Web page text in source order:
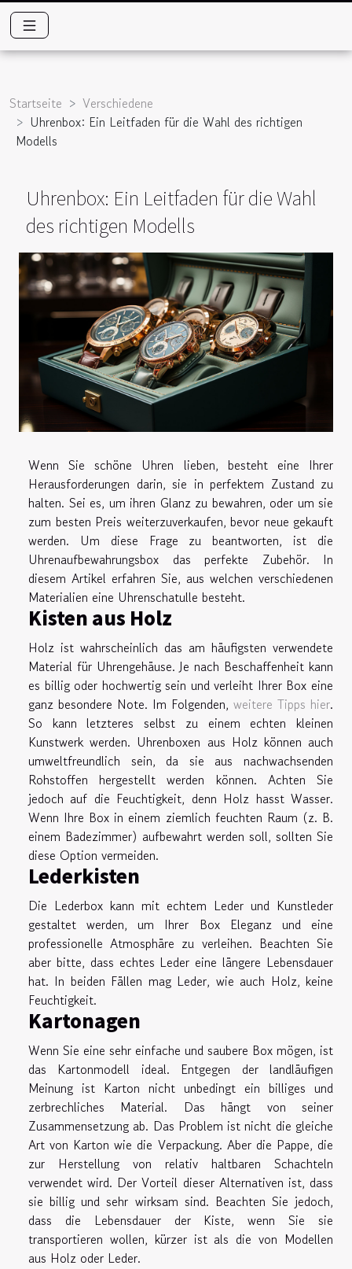
Startseite
Verschiedene
Uhrenbox: Ein Leitfaden für die Wahl des richtigen
Modells
Uhrenbox: Ein Leitfaden für die Wahl
des richtigen Modells
Wenn Sie schöne Uhren lieben, besteht eine Ihrer
Herausforderungen darin, sie in perfektem Zustand zu
halten. Sei es, um ihren Glanz zu bewahren, oder um sie
zum besten Preis weiterzuverkaufen, bevor neue gekauft
werden. Um diese Frage zu beantworten, ist die
Uhrenaufbewahrungsbox das perfekte Zubehör. In
diesem Artikel erfahren Sie, aus welchen verschiedenen
Materialien eine Uhrenschatulle besteht.
Kisten aus Holz
Holz ist wahrscheinlich das am häufigsten verwendete
Material für Uhrengehäuse. Je nach Beschaffenheit kann
es billig oder hochwertig sein und verleiht Ihrer Box eine
ganz besondere Note. Im Folgenden, weitere Tipps hier.
So kann letzteres selbst zu einem echten kleinen
Kunstwerk werden. Uhrenboxen aus Holz können auch
umweltfreundlich sein, da sie aus nachwachsenden
Rohstoffen hergestellt werden können. Achten Sie
jedoch auf die Feuchtigkeit, denn Holz hasst Wasser.
Wenn Ihre Box in einem ziemlich feuchten Raum (z. B.
einem Badezimmer) aufbewahrt werden soll, sollten Sie
diese Option vermeiden.
Lederkisten
Die Lederbox kann mit echtem Leder und Kunstleder
gestaltet werden, um Ihrer Box Eleganz und eine
professionelle Atmosphäre zu verleihen. Beachten Sie
aber bitte, dass echtes Leder eine längere Lebensdauer
hat. In beiden Fällen mag Leder, wie auch Holz, keine
Feuchtigkeit.
Kartonagen
Wenn Sie eine sehr einfache und saubere Box mögen, ist
das Kartonmodell ideal. Entgegen der landläufigen
Meinung ist Karton nicht unbedingt ein billiges und
zerbrechliches Material. Das hängt von seiner
Zusammensetzung ab. Das Problem ist nicht die gleiche
Art von Karton wie die Verpackung. Aber die Pappe, die
zur Herstellung von relativ haltbaren Schachteln
verwendet wird. Der Vorteil dieser Alternativen ist, dass
sie billig und sehr wirksam sind. Beachten Sie jedoch,
dass die Lebensdauer der Kiste, wenn Sie sie
transportieren wollen, kürzer ist als die von Modellen
aus Holz oder Leder.